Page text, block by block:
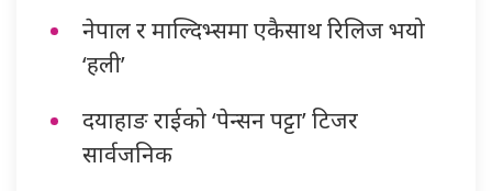
नेपाल र माल्दिभ्समा एकैसाथ रिलिज भयो
‘हली’
दयाहाङ राईको ‘पेन्सन पट्टा’ टिजर
सार्वजनिक